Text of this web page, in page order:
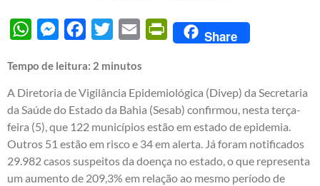
WhatsAppMessengerFacebook
Twitter Email PrintFriendly
Share
Tempo de leitura: 2 minutos
A Diretoria de Vigilância Epidemiológica (Divep) da Secretaria
da Saúde do Estado da Bahia (Sesab) confirmou, nesta terça-
feira (5), que 122 municípios estão em estado de epidemia.
Outros 51 estão em risco e 34 em alerta. Já foram notificados
29.982 casos suspeitos da doença no estado, o que representa
um aumento de 209,3% em relação ao mesmo período de